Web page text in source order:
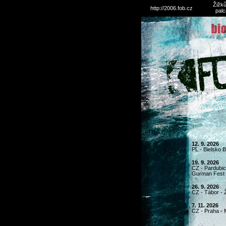
http://2006.fob.cz
12. 9. 2026
PL - Bielsko
19. 9. 2026
CZ -
Gurman Fest
26. 9. 2026
CZ - Tábor -
7. 11. 2026
CZ - Praha -